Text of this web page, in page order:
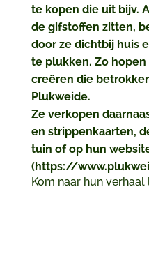
te kopen die uit bijv.
de gifstoffen zitten,
door ze dichtbij huis
te plukken. Zo
creëren die
Plukweide.
Ze verkopen
en strippenkaarten,
tuin of op hun
(https://
Kom naar hun